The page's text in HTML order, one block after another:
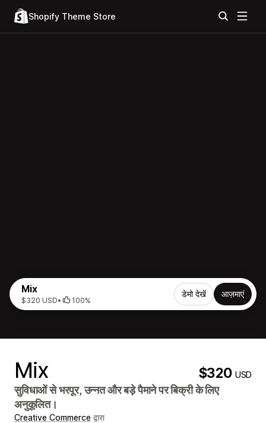
Shopify Theme Store
Mix
$320 USD• 100%
डेमो देखें आज़माएं
Mix $320USD
सुविधाओं से भरपूर, उन्नत और बड़े पैमाने पर बिक्री के लिए
अनुकूलित।
Creative Commerce द्वारा